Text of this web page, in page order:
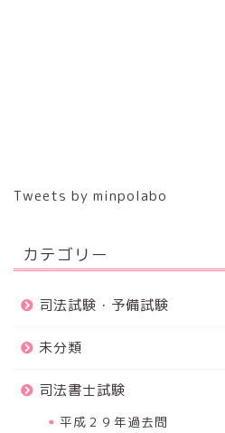
Tweets by minpolabo
カテゴリー
司法試験・予備試験
未分類
司法書士試験
平成２９年過去問